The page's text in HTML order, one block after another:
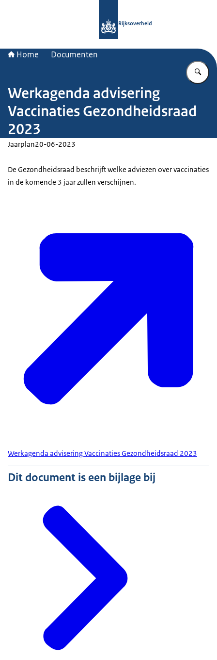
Rijksoverheid
Home Documenten
Werkagenda advisering
Vaccinaties Gezondheidsraad
2023
Jaarplan20-06-2023
De Gezondheidsraad beschrijft welke adviezen over vaccinaties
in de komende 3 jaar zullen verschijnen.
Werkagenda advisering Vaccinaties Gezondheidsraad 2023
Dit document is een bijlage bij